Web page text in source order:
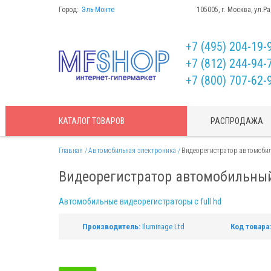
Город: Эль-Монте 105005, г. Москва,
+7 (495) 204-19-
+7 (812) 244-94-
+7 (800) 707-62-
КАТАЛОГТОВАРОВ РАСПРОДАЖА
Главная Автомобильная электроника Видеорегистратор
Видеорегистратор
Автомобильные видеорегистраторы с full hd
Производитель: Iluminage Ltd Код товара: